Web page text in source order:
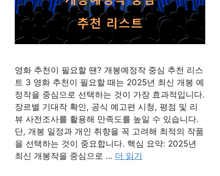
영화 추천이 필요할 땐? 개봉예정작 중심 추천 리스
트 3 영화 추천이 필요할 때는 2025년 최신 개봉 예
정작을 중심으로 선택하는 것이 가장 효과적입니다.
장르별 기대작 확인, 공식 예고편 시청, 평점 및 리
뷰 사전조사를 활용해 만족도를 높일 수 있습니다.
단, 개봉 일정과 개인 취향을 꼭 고려해 최적의 작품
을 선택하는 것이 중요합니다. 핵심 요약: 2025년
최신 개봉작을 중심으로 … 더 읽기